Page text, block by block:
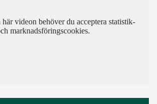
videon behöver du acceptera statistik-
marknadsföringscookies.